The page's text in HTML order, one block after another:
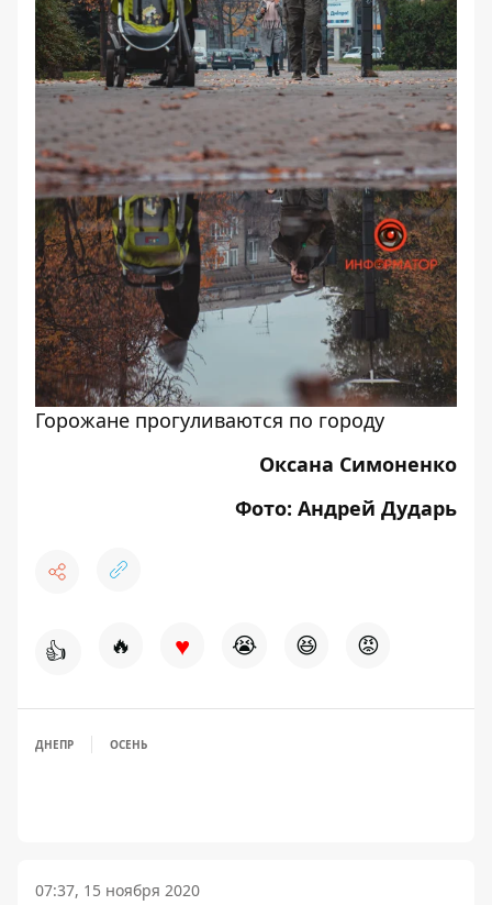
Горожане прогуливаются по городу
Оксана Симоненко
Фото: Андрей Дударь
👍 🔥 ♥ 😭 😆 😡
ДНЕПР ОСЕНЬ
07:37, 15 ноября 2020